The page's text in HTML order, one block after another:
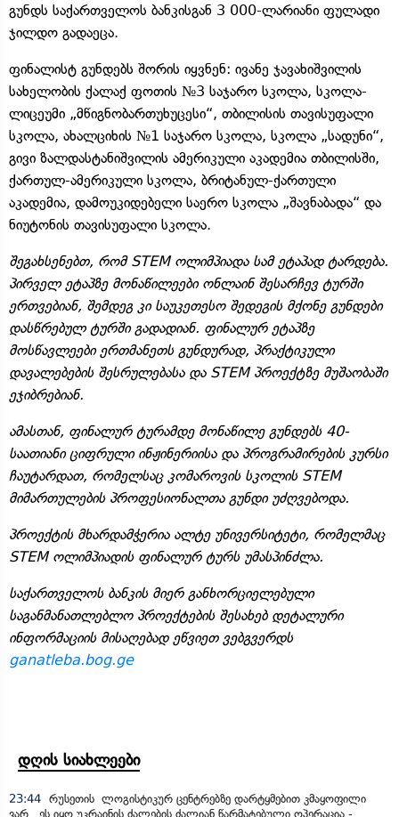
გუნდს საქართველოს ბანკისგან 3 000-ლარიანი ფულადი
ჯილდო გადაეცა.
ფინალისტ გუნდებს შორის იყვნენ: ივანე ჯავახიშვილის
სახელობის ქალაქ ფოთის №3 საჯარო სკოლა, სკოლა-
ლიცეუმი „მწიგნობართუხუცესი“, თბილისის თავისუფალი
სკოლა, ახალციხის №1 საჯარო სკოლა, სკოლა „სადუნი“,
გივი ზალდასტანიშვილის ამერიკული აკადემია თბილისში,
ქართულ-ამერიკული სკოლა, ბრიტანულ-ქართული
აკადემია, დამოუკიდებელი საერო სკოლა „შავნაბადა“ და
ნიუტონის თავისუფალი სკოლა.
შეგახსენებთ, რომ STEM ოლიმპიადა სამ ეტაპად ტარდება.
პირველ ეტაპზე მონაწილეები ონლაინ შესარჩევ ტურში
ერთვებიან, შემდეგ კი საუკეთესო შედეგის მქონე გუნდები
დასწრებულ ტურში გადადიან. ფინალურ ეტაპზე
მოსწავლეები ერთმანეთს გუნდურად, პრაქტიკული
დავალებების შესრულებასა და STEM პროექტზე მუშაობაში
ეჯიბრებიან.
ამასთან, ფინალურ ტურამდე მონაწილე გუნდებს 40-
საათიანი ციფრული ინჟინერიისა და პროგრამირების კურსი
ჩაუტარდათ, რომელსაც კომაროვის სკოლის STEM
მიმართულების პროფესიონალთა გუნდი უძღვებოდა.
პროექტის მხარდამჭერია ალტე უნივერსიტეტი, რომელმაც
STEM ოლიმპიადის ფინალურ ტურს უმასპინძლა.
საქართველოს ბანკის მიერ განხორციელებული
საგანმანათლებლო პროექტების შესახებ დეტალური
ინფორმაციის მისაღებად ეწვიეთ ვებგვერდს
ganatleba.bog.ge
დღის სიახლეები
23:44 რუსეთის ლოგისტიკურ ცენტრებზე დარტყმებით კმაყოფილი
ვარ, ეს იყო უკრაინის ძალების ძალიან წარმატებული ოპერაცია -